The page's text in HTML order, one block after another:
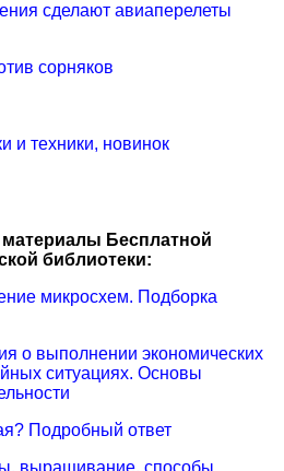
сделают авиаперелеты
сорняков
и техники, новинок
Бесплатной
библиотеки:
микросхем. Подборка
о выполнении экономических
ситуациях. Основы
Подробный ответ
выращивание, способы